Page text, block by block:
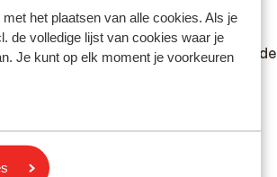
het plaatsen van alle cookies. Als je
de volledige lijst van cookies waar je
Je kunt op elk moment je voorkeuren
geldig identiteitsbewijs.
om na te vragen of er andere
van het land waar je heen wilt en de
of ouder te zijn.